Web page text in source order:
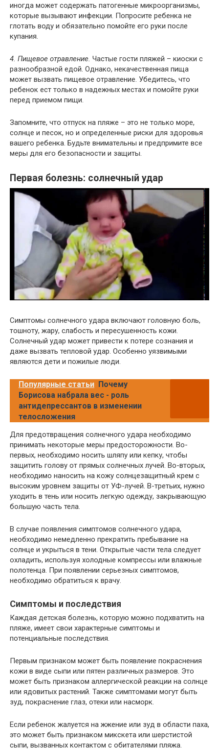
иногда может содержать патогенные микроорганизмы,
которые вызывают инфекции. Попросите ребенка не
глотать воду и обязательно помойте его руки после
купания.
4. Пищевое отравление. Частые гости пляжей – киоски с
разнообразной едой. Однако, некачественная пища
может вызвать пищевое отравление. Убедитесь, что
ребенок ест только в надежных местах и помойте руки
перед приемом пищи.
Запомните, что отпуск на пляже – это не только море,
солнце и песок, но и определенные риски для здоровья
вашего ребенка. Будьте внимательны и предпримите все
меры для его безопасности и защиты.
Первая болезнь: солнечный удар
Симптомы солнечного удара включают головную боль,
тошноту, жару, слабость и пересушенность кожи.
Солнечный удар может привести к потере сознания и
даже вызвать тепловой удар. Особенно уязвимыми
являются дети и пожилые люди.
Популярные статьи Почему
Борисова набрала вес - роль
антидепрессантов в изменении
телосложения
Для предотвращения солнечного удара необходимо
принимать некоторые меры предосторожности. Во-
первых, необходимо носить шляпу или кепку, чтобы
защитить голову от прямых солнечных лучей. Во-вторых,
необходимо наносить на кожу солнцезащитный крем с
высоким уровнем защиты от УФ-лучей. В-третьих, нужно
уходить в тень или носить легкую одежду, закрывающую
большую часть тела.
В случае появления симптомов солнечного удара,
необходимо немедленно прекратить пребывание на
солнце и укрыться в тени. Открытые части тела следует
охладить, используя холодные компрессы или влажные
полотенца. При появлении серьезных симптомов,
необходимо обратиться к врачу.
Симптомы и последствия
Каждая детская болезнь, которую можно подхватить на
пляже, имеет свои характерные симптомы и
потенциальные последствия.
Первым признаком может быть появление покраснения
кожи в виде сыпи или пятен различных размеров. Это
может быть признаком аллергической реакции на солнце
или ядовитых растений. Также симптомами могут быть
зуд, покраснение глаз, отеки или насморк.
Если ребенок жалуется на жжение или зуд в области паха,
это может быть признаком микскета или шерстистой
сыпи, вызванных контактом с обитателями пляжа.